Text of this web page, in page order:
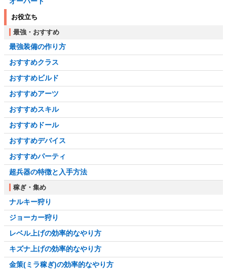
お役立ち
最強・おすすめ
最強装備の作り方
おすすめクラス
おすすめビルド
おすすめアーツ
おすすめスキル
おすすめドール
おすすめデバイス
おすすめパーティ
超兵器の特徴と入手方法
稼ぎ・集め
ナルキー狩り
ジョーカー狩り
レベル上げの効率的なやり方
キズナ上げの効率的なやり方
金策(ミラ稼ぎ)の効率的なやり方